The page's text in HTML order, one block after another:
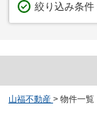
絞り込み条件
山福不動産 > 物件一覧